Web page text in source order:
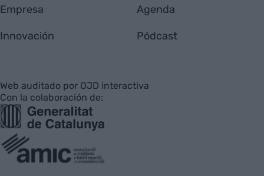
Empresa
Innovación
Agenda
Pódcast
Web auditado por OJD interactiva
Con la colaboración de: